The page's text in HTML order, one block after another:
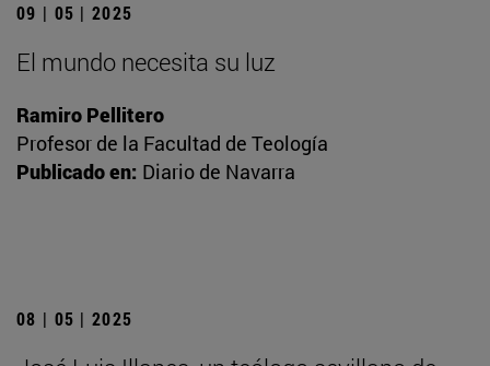
09 | 05 | 2025
El mundo necesita su luz
Ramiro Pellitero
Profesor de la Facultad de Teología
Publicado en: Diario de Navarra
08 | 05 | 2025